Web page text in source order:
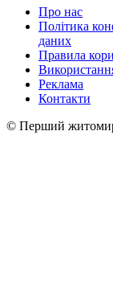
Про нас
Політика
даних
Правила
Реклама
Контакти
© Перший